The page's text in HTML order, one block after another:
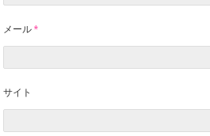
メール *
サイト